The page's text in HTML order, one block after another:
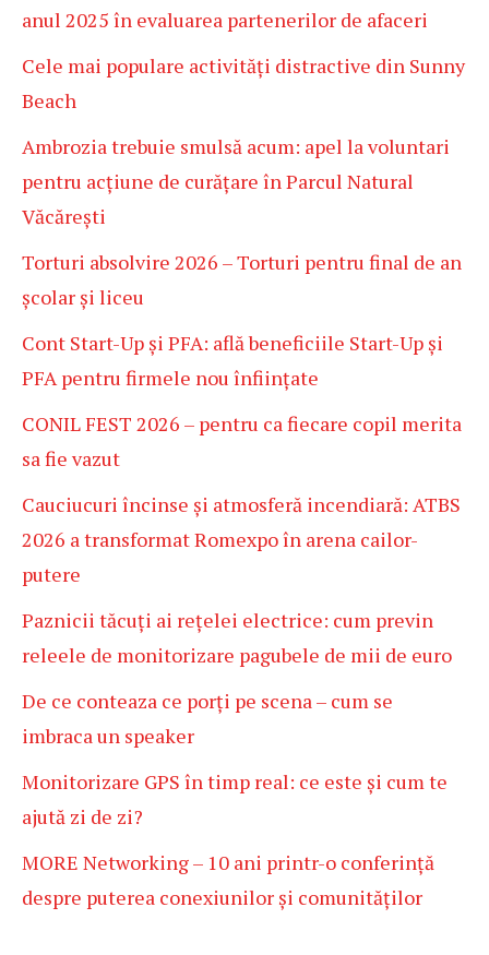
anul 2025 în evaluarea partenerilor de afaceri
Cele mai populare activități distractive din Sunny
Beach
Ambrozia trebuie smulsă acum: apel la voluntari
pentru acțiune de curățare în Parcul Natural
Văcărești
Torturi absolvire 2026 – Torturi pentru final de an
școlar și liceu
Cont Start-Up și PFA: află beneficiile Start-Up și
PFA pentru firmele nou înființate
CONIL FEST 2026 – pentru ca fiecare copil merita
sa fie vazut
Cauciucuri încinse și atmosferă incendiară: ATBS
2026 a transformat Romexpo în arena cailor-
putere
Paznicii tăcuți ai rețelei electrice: cum previn
releele de monitorizare pagubele de mii de euro
De ce conteaza ce porți pe scena – cum se
imbraca un speaker
Monitorizare GPS în timp real: ce este și cum te
ajută zi de zi?
MORE Networking – 10 ani printr-o conferință
despre puterea conexiunilor și comunităților